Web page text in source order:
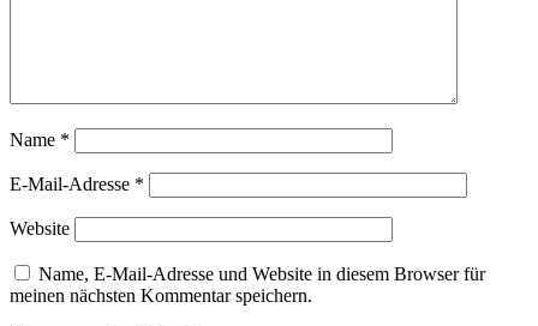
Name *
E-Mail-Adresse *
Website
Name, E-Mail-Adresse und Website in diesem Browser für
meinen nächsten Kommentar speichern.